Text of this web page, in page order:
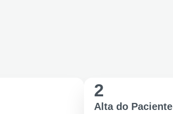
2
Alta do Paciente